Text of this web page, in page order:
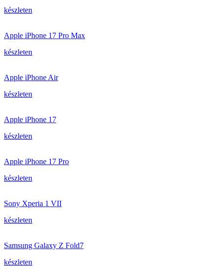
készleten
Apple iPhone 17 Pro Max
készleten
Apple iPhone Air
készleten
Apple iPhone 17
készleten
Apple iPhone 17 Pro
készleten
Sony Xperia 1 VII
készleten
Samsung Galaxy Z Fold7
készleten